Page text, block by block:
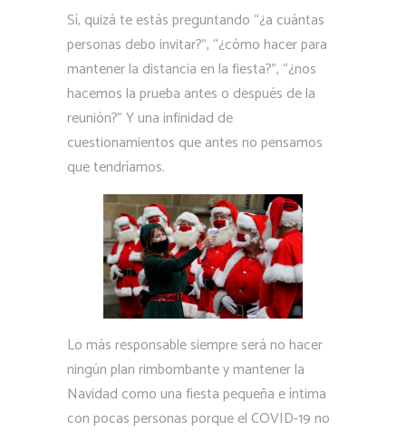
Sí, quizá te estás preguntando “¿a cuántas
personas debo invitar?”, “¿cómo hacer para
mantener la distancia en la fiesta?”, “¿nos
hacemos la prueba antes o después de la
reunión?” Y una infinidad de
cuestionamientos que antes no pensamos
que tendríamos.
Lo más responsable siempre será no hacer
ningún plan rimbombante y mantener la
Navidad como una fiesta pequeña e íntima
con pocas personas porque el COVID-19 no